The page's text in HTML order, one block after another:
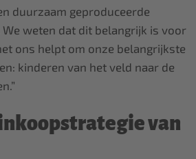
duurzaam geproduceerde
weten dat dit belangrijk is voor
ons helpt om onze belangrijkste
kinderen van het veld naar de
van